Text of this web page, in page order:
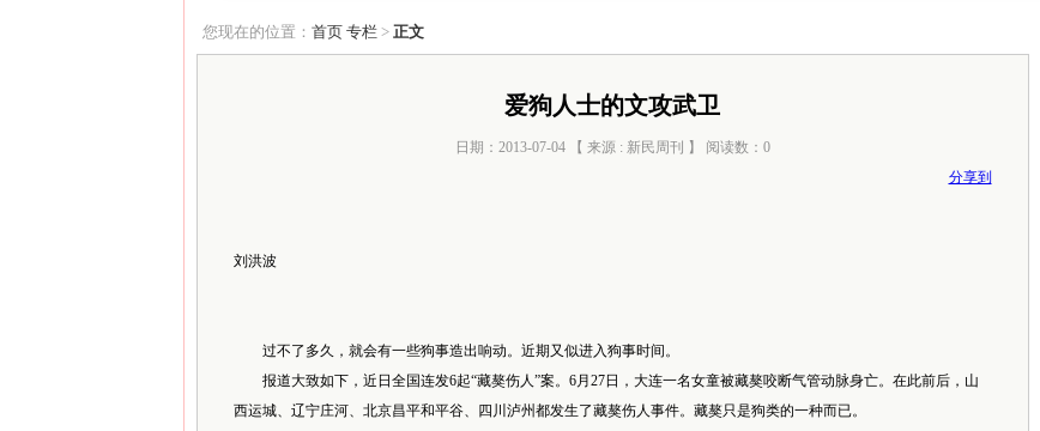
您现在的位置： 首页 专栏> 正文
爱狗人士的文攻武卫
日期：2013-07-04 【 来源 : 新民周刊 】 阅读数： 0
分享到
刘洪波
过不了多久，就会有一些狗事造出响动。近期又似进入狗事时间。
报道大致如下，近日全国连发6起“藏獒伤人”案。6月27日，大连一名女童被藏獒咬断气管动脉身亡。在此前后，山
西运城、辽宁庄河、北京昌平和平谷、四川泸州都发生了藏獒伤人事件。藏獒只是狗类的一种而已。